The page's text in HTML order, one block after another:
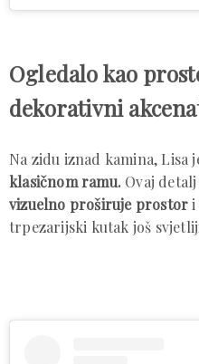
Ogledalo kao
dekorativni
Na zidu iznad kamina, Lisa
klasičnom ramu. Ovaj
vizuelno proširuje prostori
trpezarijski kutak još